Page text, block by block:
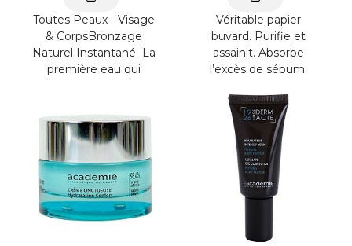
Toutes Peaux - Visage
& CorpsBronzage
Naturel Instantané La
première eau qui
Véritable papier
buvard. Purifie et
assainit. Absorbe
l’excès de sébum.
resserre les pores ...